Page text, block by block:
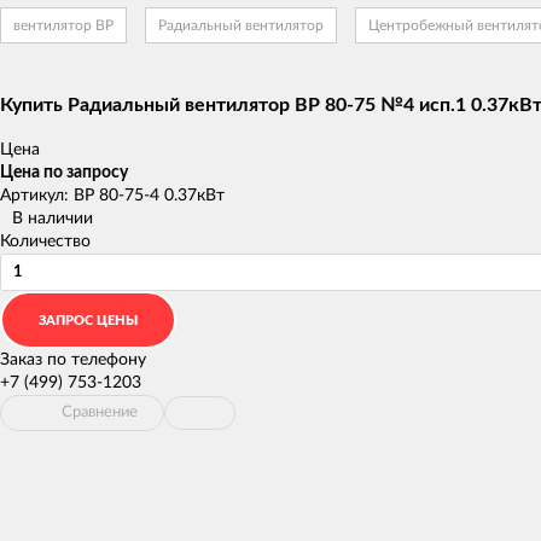
вентилятор ВР Радиальный вентилятор Центробежный
Купить Радиальный вентилятор ВР 80-75 №4 исп.1 0.37кВт
Цена
Цена по запросу
Артикул: ВР 80-75-4 0.37кВт
В наличии
Количество
Заказ по телефону
+7 (499) 753-1203
Сравнение